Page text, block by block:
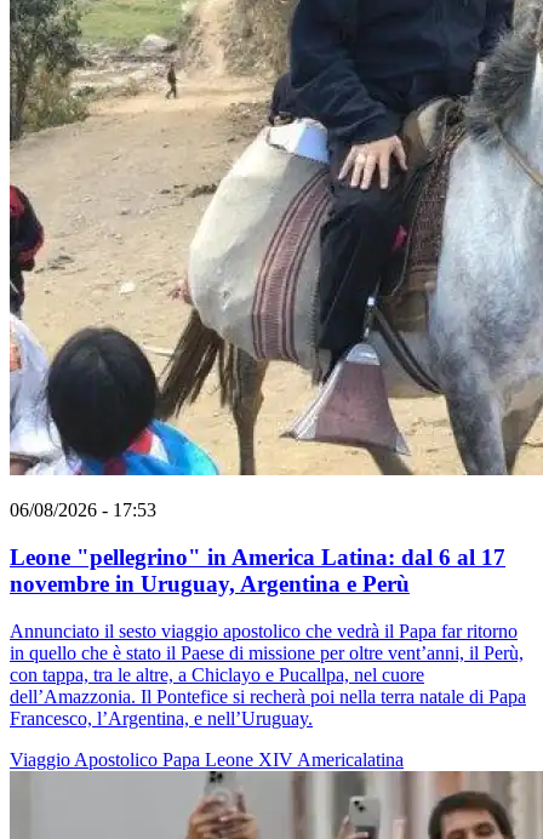
06/08/2026 - 17:53
Leone "pellegrino" in America Latina: dal 6 al 17
novembre in Uruguay, Argentina e Perù
Annunciato il sesto viaggio apostolico che vedrà il Papa far ritorno
in quello che è stato il Paese di missione per oltre vent’anni, il Perù,
con tappa, tra le altre, a Chiclayo e Pucallpa, nel cuore
dell’Amazzonia. Il Pontefice si recherà poi nella terra natale di Papa
Francesco, l’Argentina, e nell’Uruguay.
Viaggio Apostolico Papa Leone XIV Americalatina